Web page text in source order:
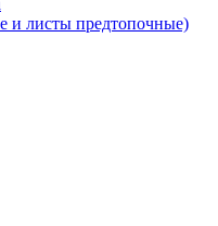
и листы предтопочные)